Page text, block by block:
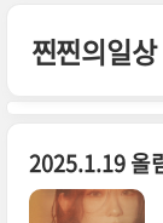
찐찐의일상